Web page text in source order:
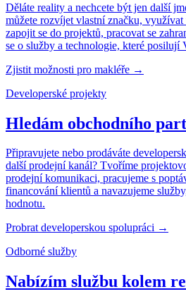
Děláte reality a nechcete být jen další
můžete rozvíjet vlastní značku,
zapojit se do projektů, pracovat se
se o služby a technologie, které posilují
Zjistit možnosti pro makléře →
Developerské projekty
Hledám obchodního
Připravujete nebo prodáváte
další prodejní kanál? Tvoříme
prodejní komunikaci, pracujeme s
financování klientů a navazujeme
hodnotu.
Probrat developerskou spolupráci →
Odborné služby
Nabízím službu kolem